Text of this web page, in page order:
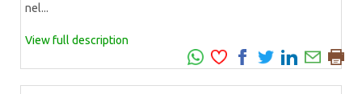
nel...
View full description